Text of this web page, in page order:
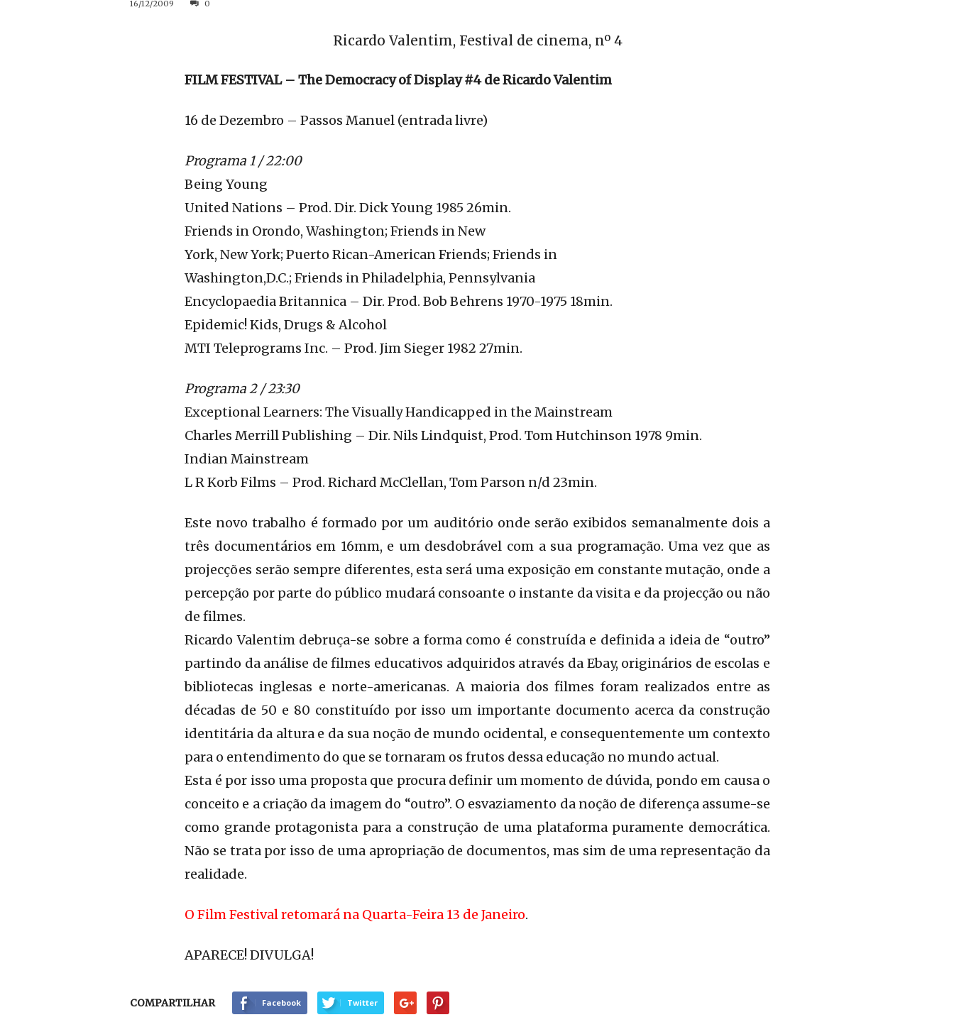
16/12/2009 0
Ricardo Valentim, Festival de cinema, nº 4
FILM FESTIVAL – The Democracy of Display #4 de Ricardo Valentim
16 de Dezembro – Passos Manuel (entrada livre)
Programa 1 / 22:00
Being Young
United Nations – Prod. Dir. Dick Young 1985 26min.
Friends in Orondo, Washington; Friends in New
York, New York; Puerto Rican-American Friends; Friends in
Washington,D.C.; Friends in Philadelphia, Pennsylvania
Encyclopaedia Britannica – Dir. Prod. Bob Behrens 1970-1975 18min.
Epidemic! Kids, Drugs & Alcohol
MTI Teleprograms Inc. – Prod. Jim Sieger 1982 27min.
Programa 2 / 23:30
Exceptional Learners: The Visually Handicapped in the Mainstream
Charles Merrill Publishing – Dir. Nils Lindquist, Prod. Tom Hutchinson 1978 9min.
Indian Mainstream
L R Korb Films – Prod. Richard McClellan, Tom Parson n/d 23min.
Este novo trabalho é formado por um auditório onde serão exibidos semanalmente dois a
três documentários em 16mm, e um desdobrável com a sua programação. Uma vez que as
projecções serão sempre diferentes, esta será uma exposição em constante mutação, onde a
percepção por parte do público mudará consoante o instante da visita e da projecção ou não
de filmes.
Ricardo Valentim debruça-se sobre a forma como é construída e definida a ideia de “outro”
partindo da análise de filmes educativos adquiridos através da Ebay, originários de escolas e
bibliotecas inglesas e norte-americanas. A maioria dos filmes foram realizados entre as
décadas de 50 e 80 constituído por isso um importante documento acerca da construção
identitária da altura e da sua noção de mundo ocidental, e consequentemente um contexto
para o entendimento do que se tornaram os frutos dessa educação no mundo actual.
Esta é por isso uma proposta que procura definir um momento de dúvida, pondo em causa o
conceito e a criação da imagem do “outro”. O esvaziamento da noção de diferença assume-se
como grande protagonista para a construção de uma plataforma puramente democrática.
Não se trata por isso de uma apropriação de documentos, mas sim de uma representação da
realidade.
O Film Festival retomará na Quarta-Feira 13 de Janeiro.
APARECE! DIVULGA!
COMPARTILHAR Facebook Twitter